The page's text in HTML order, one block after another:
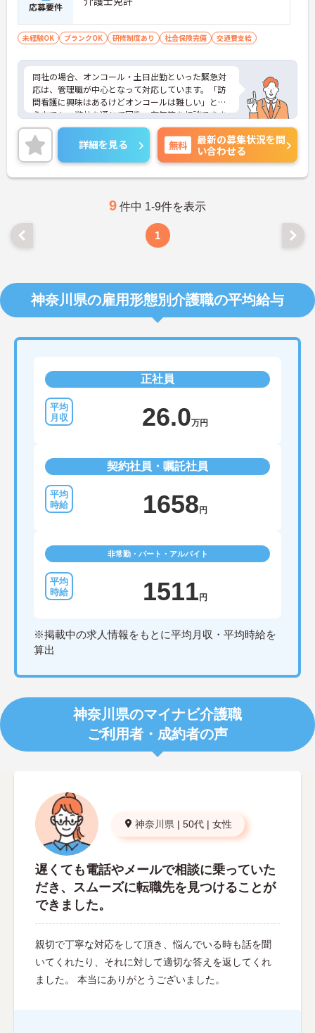
応募要件
未経験OK ブランクOK 研修制度あり 社会保険完備 交通費支給
同社の場合、オンコール・土日出勤といった緊急対
応は、管理職が中心となって対応しています。「訪
問看護に興味はあるけどオンコールは難しい」とい
う方でも、弊社を通じて回数・有無等を相談できま
すので、まずはお気軽にお問い合わせください。
詳細を見る 無料
最新の募集状況を問
い合わせる
9 件中 1-9件を表示
1
神奈川県の雇用形態別介護職の平均給与
正社員
26.0万円
契約社員・嘱託社員
1658 円
非常勤・パート・アルバイト
1511 円
※掲載中の求人情報をもとに平均月収・平均時給を
算出
神奈川県のマイナビ介護職
ご利用者・成約者の声
神奈川県 | 50代 | 女性
遅くても電話やメールで相談に乗っていた
だき、スムーズに転職先を見つけることが
できました。
親切で丁寧な対応をして頂き、悩んでいる時も話を聞
いてくれたり、それに対して適切な答えを返してくれ
ました。 本当にありがとうございました。